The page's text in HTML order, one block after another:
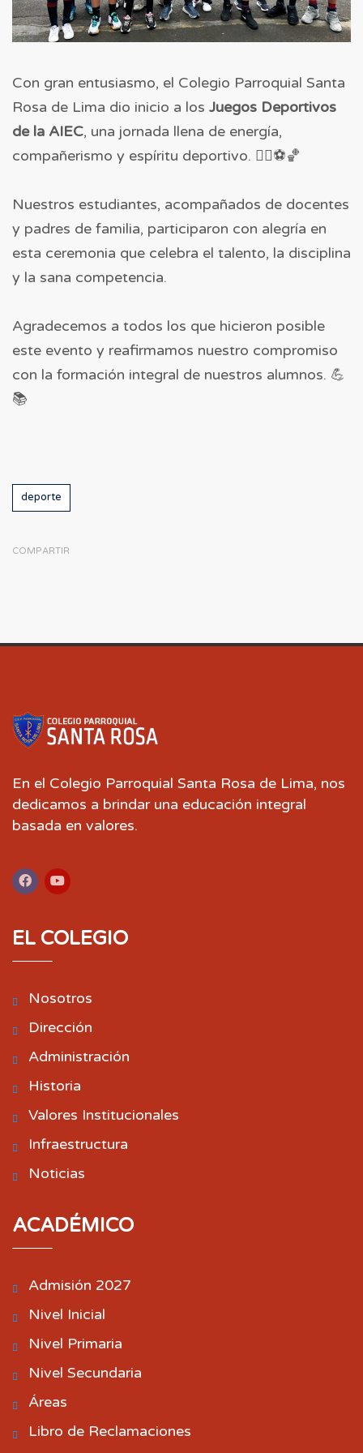
Con gran entusiasmo, el Colegio Parroquial Santa
Rosa de Lima dio inicio a los Juegos Deportivos
de la AIEC, una jornada llena de energía,
compañerismo y espíritu deportivo. 🏃‍♀️⚽🏀
Nuestros estudiantes, acompañados de docentes
y padres de familia, participaron con alegría en
esta ceremonia que celebra el talento, la disciplina
y la sana competencia.
Agradecemos a todos los que hicieron posible
este evento y reafirmamos nuestro compromiso
con la formación integral de nuestros alumnos. 💪
📚
Tags
deporte
COMPARTIR
En el Colegio Parroquial Santa Rosa de Lima, nos
dedicamos a brindar una educación integral
basada en valores.
EL COLEGIO
Nosotros
Dirección
Administración
Historia
Valores Institucionales
Infraestructura
Noticias
ACADÉMICO
Admisión 2027
Nivel Inicial
Nivel Primaria
Nivel Secundaria
Áreas
Libro de Reclamaciones